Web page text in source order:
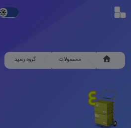
Dark
محصولات گروه رسید